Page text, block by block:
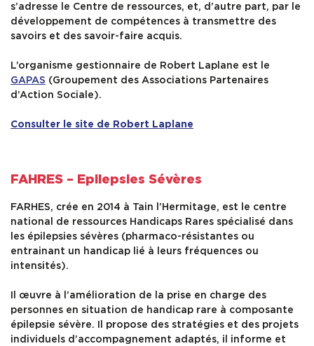
s’adresse le Centre de ressources, et, d’autre part, par le
développement de compétences à transmettre des
savoirs et des savoir-faire acquis.
L’organisme gestionnaire de Robert Laplane est le
GAPAS (Groupement des Associations Partenaires
d’Action Sociale).
Consulter le site de Robert Laplane
FAHRES – Epilepsies Sévères
FARHES, crée en 2014 à Tain l’Hermitage, est le centre
national de ressources Handicaps Rares spécialisé dans
les épilepsies sévères (pharmaco-résistantes ou
entrainant un handicap lié à leurs fréquences ou
intensités).
Il œuvre à l’amélioration de la prise en charge des
personnes en situation de handicap rare à composante
épilepsie sévère. Il propose des stratégies et des projets
individuels d’accompagnement adaptés, il informe et